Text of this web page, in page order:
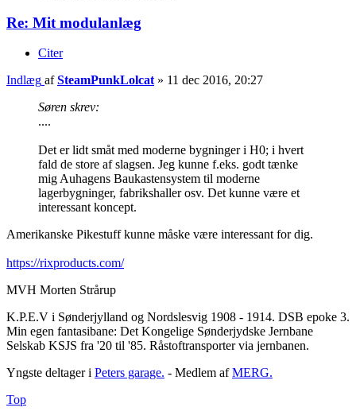
Re: Mit modulanlæg
Citer
Indlæg afSteamPunkLolcat » 11 dec 2016, 20:27
Søren skrev:
....
Det er lidt småt med moderne bygninger i H0; i hvert
fald de store af slagsen. Jeg kunne f.eks. godt tænke
mig Auhagens Baukastensystem til moderne
lagerbygninger, fabrikshaller osv. Det kunne være et
interessant koncept.
Amerikanske Pikestuff kunne måske være interessant for dig.
https://rixproducts.com/
MVH Morten Strårup
K.P.E.V i Sønderjylland og Nordslesvig 1908 - 1914. DSB epoke 3.
Min egen fantasibane: Det Kongelige Sønderjydske Jernbane
Selskab KSJS fra '20 til '85. Råstoftransporter via jernbanen.
Yngste deltager i Peters garage. - Medlem afMERG.
Top